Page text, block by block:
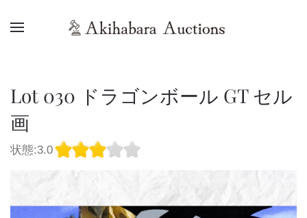
Lot 030 ドラゴンボール GT セル
画
状態:3.0